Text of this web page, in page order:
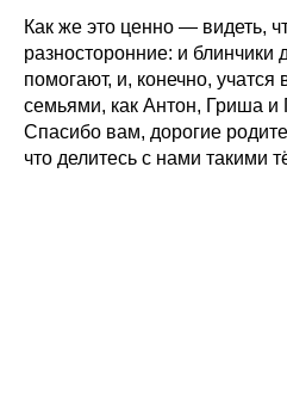
Как же это ценно — видеть,
разносторонние: и блинчики
помогают, и, конечно,
семьями, как Антон, Гриша и
Спасибо вам, дорогие
что делитесь с нами